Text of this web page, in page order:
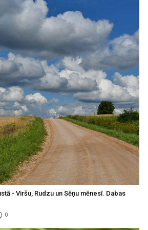
- Viršu, Rudzu un Sēņu mēnesī. Dabas
0